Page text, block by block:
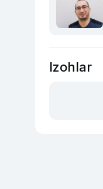
Izohlar